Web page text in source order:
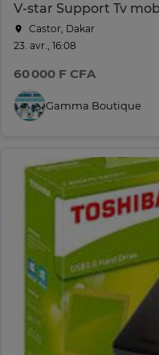
Castor, Dakar
23. avr., 16:08
60 000 F CFA
Gamma Boutique